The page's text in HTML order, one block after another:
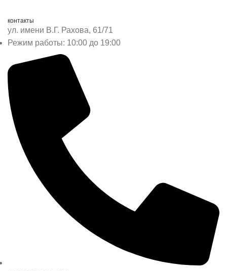
контакты
ул. имени В.Г. Рахова, 61/71
Режим работы: 10:00 до 19:00